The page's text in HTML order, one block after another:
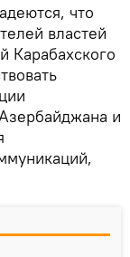
что
властей
Карабахского
и